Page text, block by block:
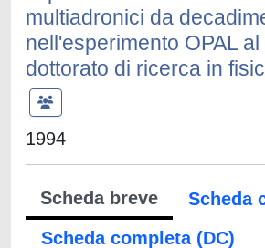
multiadronici da
nell'esperimento OPAL al
dottorato di ricerca in
1994
Scheda breve
Scheda
Scheda completa (DC)